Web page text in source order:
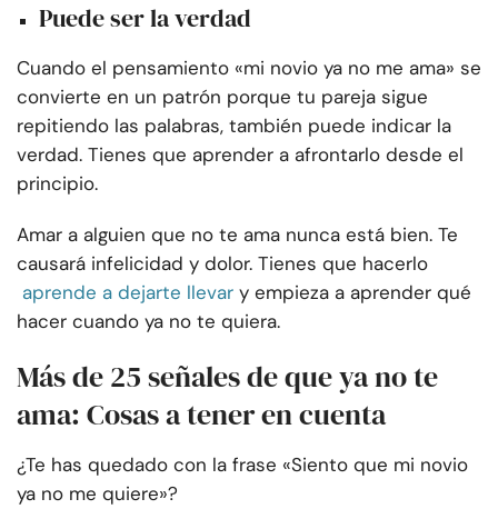
Puede ser la verdad
Cuando el pensamiento «mi novio ya no me ama» se
convierte en un patrón porque tu pareja sigue
repitiendo las palabras, también puede indicar la
verdad. Tienes que aprender a afrontarlo desde el
principio.
Amar a alguien que no te ama nunca está bien. Te
causará infelicidad y dolor. Tienes que hacerlo
aprende a dejarte llevar y empieza a aprender qué
hacer cuando ya no te quiera.
Más de 25 señales de que ya no te
ama: Cosas a tener en cuenta
¿Te has quedado con la frase «Siento que mi novio
ya no me quiere»?